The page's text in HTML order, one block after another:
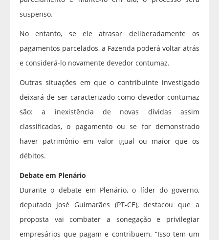
suspenso.
No entanto, se ele atrasar deliberadamente os
pagamentos parcelados, a Fazenda poderá voltar atrás
e considerá-lo novamente devedor contumaz.
Outras situações em que o contribuinte investigado
deixará de ser caracterizado como devedor contumaz
são: a inexistência de novas dívidas assim
classificadas, o pagamento ou se for demonstrado
haver patrimônio em valor igual ou maior que os
débitos.
Debate em Plenário
Durante o debate em Plenário, o líder do governo,
deputado José Guimarães (PT-CE), destacou que a
proposta vai combater a sonegação e privilegiar
empresários que pagam e contribuem. “Isso tem um